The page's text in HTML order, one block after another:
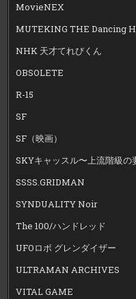
MovieNEX
MUTEKING THE Dancing
NHK 天才てれびくん
OBSOLETE
R-15
SF
SF（映画）
SKYキャッスル〜上流階級の
SSSS.GRIDMAN
SYNDUALITY Noir
The 100/ハンドレッド
UFOロボ グレンダイザー
ULTRAMAN ARCHIVES
VITAL GAME